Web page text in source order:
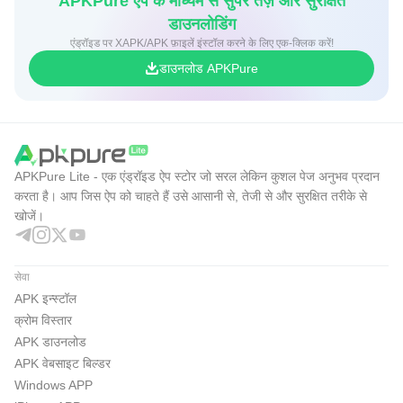
डाउनलोडिंग
एंड्रॉइड पर XAPK/APK फ़ाइलें इंस्टॉल करने के लिए एक-क्लिक करें!
डाउनलोड APKPure
APKPure Lite - एक एंड्रॉइड ऐप स्टोर जो सरल लेकिन कुशल पेज अनुभव प्रदान
करता है। आप जिस ऐप को चाहते हैं उसे आसानी से, तेजी से और सुरक्षित तरीके से
खोजें।
सेवा
APK इन्स्टॉल
क्रोम विस्तार
APK डाउनलोड
APK वेबसाइट बिल्डर
Windows APP